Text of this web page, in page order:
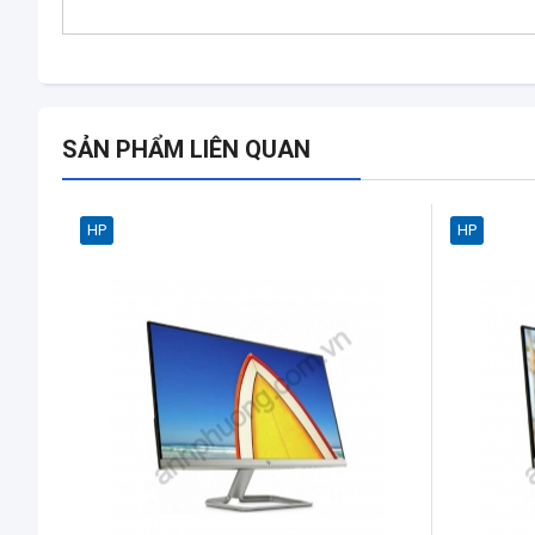
SẢN PHẨM LIÊN QUAN
HP HP